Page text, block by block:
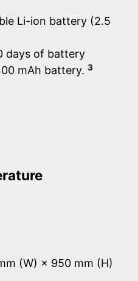
Li-ion battery (2.5
days of battery
mAh battery. 3
(W) × 950 mm (H)